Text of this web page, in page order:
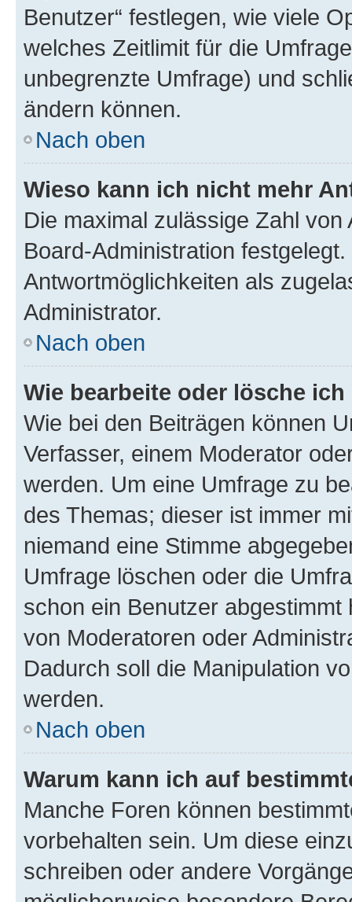
Benutzer“ festlegen, wie viele
welches Zeitlimit für die
unbegrenzte Umfrage) und
ändern können.
Nach oben
Wieso kann ich nicht mehr
Die maximal zulässige Zahl
Board-Administration
Antwortmöglichkeiten als
Administrator.
Nach oben
Wie bearbeite oder lösche
Wie bei den Beiträgen können
Verfasser, einem Moderator
werden. Um eine Umfrage zu
des Themas; dieser ist immer
niemand eine Stimme
Umfrage löschen oder die
schon ein Benutzer
von Moderatoren oder
Dadurch soll die Manipulation
werden.
Nach oben
Warum kann ich auf
Manche Foren können
vorbehalten sein. Um diese
schreiben oder andere